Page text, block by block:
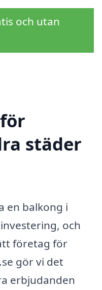
och utan
städer
en balkong i
och
företag för
gör vi det
erbjudanden